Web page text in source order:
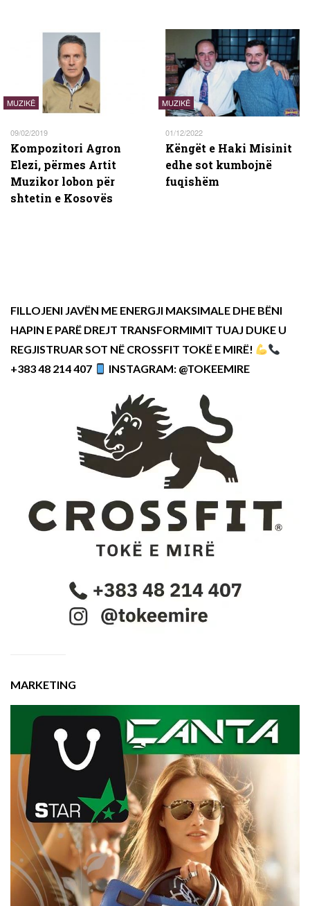
MUZIKË
09/02/2019
Kompozitori Agron
Elezi, përmes Artit
Muzikor lobon për
shtetin e Kosovës
MUZIKË
01/12/2022
Këngët e Haki Misinit
edhe sot kumbojnë
fuqishëm
FILLOJENI JAVËN ME ENERGJI MAKSIMALE DHE BËNI
HAPIN E PARË DREJT TRANSFORMIMIT TUAJ DUKE U
REGJISTRUAR SOT NË CROSSFIT TOKË E MIRË!
+383 48 214 407
INSTAGRAM: @TOKEEMIRE
MARKETING